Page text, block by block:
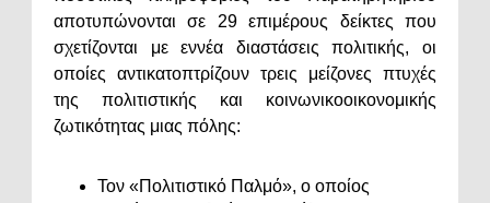
αποτυπώνονται σε 29 επιμέρους δείκτες που
σχετίζονται με εννέα διαστάσεις πολιτικής, οι
οποίες αντικατοπτρίζουν τρεις μείζονες πτυχές
της πολιτιστικής και κοινωνικοοικονομικής
ζωτικότητας μιας πόλης:
Τον «Πολιτιστικό Παλμό», ο οποίος